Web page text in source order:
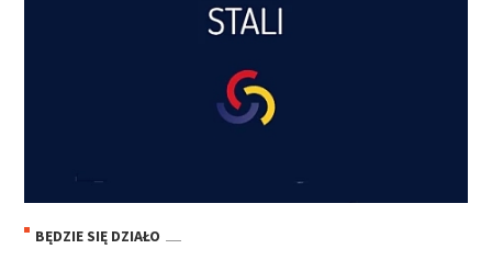
BĘDZIE SIĘ DZIAŁO